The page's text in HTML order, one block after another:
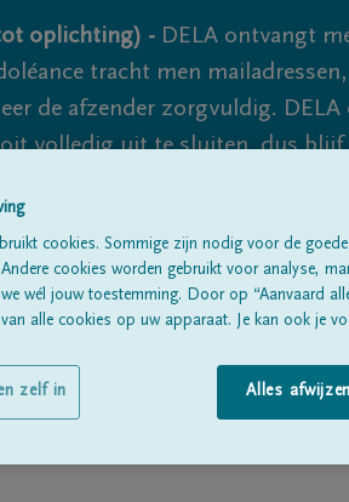
oplichting) - DELA ontvangt
tracht men
de afzender zorgvuldig.
volledig uit te sluiten, dus blijf
Alle
cookies. Sommige zijn nodig voor de
cookies worden gebruikt voor analyse,
wél jouw toestemming. Door op “Aanvaard
alle cookies op uw apparaat. Je kan ook je
Alles afwijzen
zelf in